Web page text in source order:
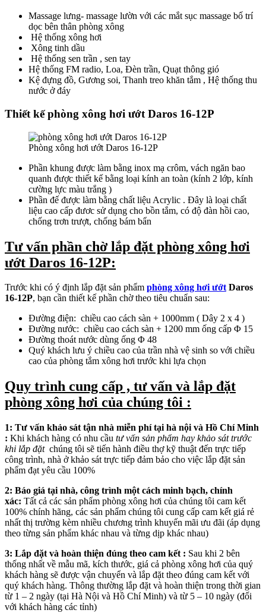
Massage lưng- massage lườn với các mắt sục massage bố trí
dọc bên thân phòng xông
Hệ thống xông hơi
Xông tinh dầu
Hệ thống sen trần , sen tay
Hệ thống FM radio, Loa, Đèn trần, Quạt thông gió
Kệ đựng đồ, Gương soi, Thanh treo khăn tắm , Hệ thống thu
nước ở đáy
Thiết kếphòng xông hơi ướt Daros 16-12P
Phòng xông hơi ướt Daros 16-12P
Phần khung được làm bằng inox mạ crôm, vách ngăn bao
quanh được thiết kế bằng loại kính an toàn (kính 2 lớp, kính
cường lực màu trắng )
Phần đế được làm bằng chất liệu Acrylic . Đây là loại chất
liệu cao cấp đươc sử dụng cho bồn tắm, có độ đàn hồi cao,
chống trơn trượt, chống bám bẩn
Tư vấn phần chờ lắp đặt phòng xông hơi
ướt Daros 16-12P:
Trước khi có ý định lắp đặt sản phẩm phòng xông hơi ướtDaros
16-12P, bạn cần thiết kế phần chờ theo tiêu chuẩn sau:
Đường điện: chiều cao cách sàn + 1000mm ( Dây 2 x 4 )
Đường nước: chiều cao cách sàn + 1200 mm ống cấp Φ 15
Đường thoát nước dùng ống Φ 48
Quý khách lưu ý chiều cao của trần nhà vệ sinh so với chiều
cao của phòng tắm xông hơi trước khi lựa chọn
Quy trình cung cấp , tư vấn và lắp đặt
phòng xông hơi của chúng tôi :
1: Tư vấn khảo sát tận nhà miễn phí tại hà nội và Hồ Chí Minh
: Khi khách hàng có nhu cầu tư vấn sản phẩm hay khảo sát trước
khi lắp đặt chúng tôi sẽ tiến hành điều thợ kỹ thuật đến trực tiếp
công trình, nhà ở khảo sát trực tiếp đảm bảo cho việc lắp đặt sản
phẩm đạt yêu cầu 100%
2: Báo giá tại nhà, công trình một cách minh bạch, chính
xác: Tất cả các sản phẩm phòng xông hơi của chúng tôi cam kết
100% chính hãng, các sản phẩm chúng tôi cung cấp cam kết giá rẻ
nhất thị trường kèm nhiều chương trình khuyến mãi ưu đãi (áp dụng
theo từng sản phẩm khác nhau và từng dịp khác nhau)
3: Lắp đặt và hoàn thiện đúng theo cam kết : Sau khi 2 bên
thống nhất về mẫu mã, kích thước, giá cả phòng xông hơi của quý
khách hàng sẽ được vận chuyển và lắp đặt theo đúng cam kết với
quý khách hàng. Thông thường lắp đặt và hoàn thiện trong thời gian
từ 1 – 2 ngày (tại Hà Nội và Hồ Chí Minh) và từ 5 – 10 ngày (đối
với khách hàng các tỉnh)